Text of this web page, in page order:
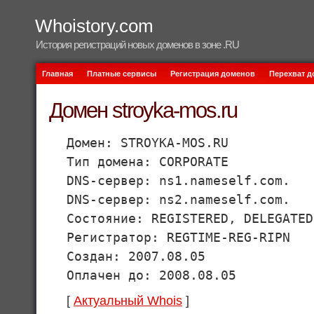
Whoistory.com
История регистраций новых доменов в зоне .RU
Главная Платные сервисы Регистрация доменов Перехват
Домен stroyka-mos.ru
Домен: STROYKA-MOS.RU
Тип домена: CORPORATE
DNS-сервер: ns1.nameself.com.
DNS-сервер: ns2.nameself.com.
Состояние: REGISTERED, DELEGATED
Регистратор: REGTIME-REG-RIPN
Создан: 2007.08.05
Оплачен до: 2008.08.05
[ Актуальный Whois ]